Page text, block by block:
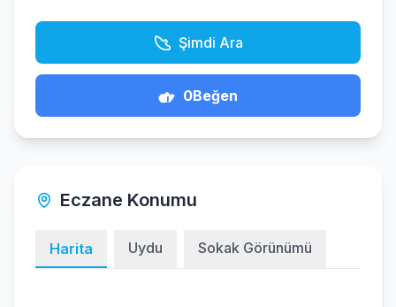
Şimdi Ara
0Beğen
Eczane Konumu
Harita Uydu Sokak Görünümü